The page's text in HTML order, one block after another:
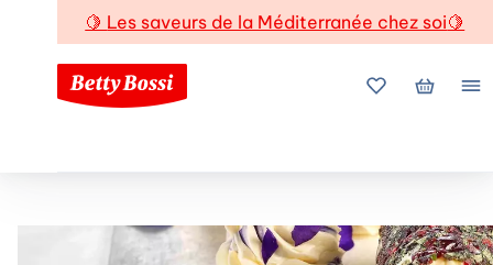
🍋 Les saveurs de la Méditerranée chez soi🍋
Mes favoris
Mon